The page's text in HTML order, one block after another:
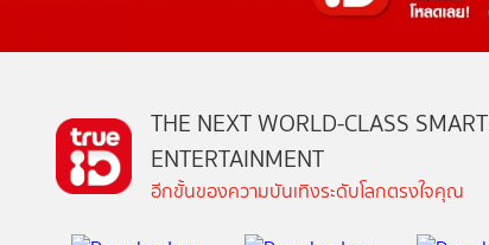
THE NEXT WORLD-CLASS SMART
ENTERTAINMENT
อีกขั้นของความบันเทิงระดับโลกตรงใจคุณ